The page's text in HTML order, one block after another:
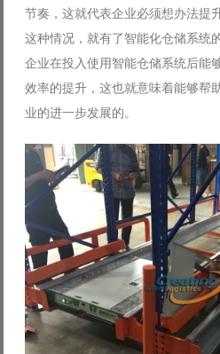
节奏，这就代表企业必须想办法提
这种情况，就有了智能化仓储系统
企业在投入使用智能仓储系统后能
效率的提升，这也就意味着能够帮
业的进一步发展的。